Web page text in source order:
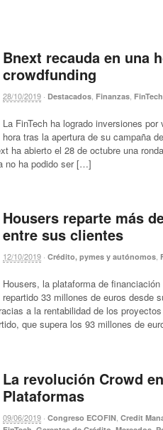
Bnext recauda en una
crowdfunding
28/10/2019 · Destacados Finanzas FinTech
La FinTech ha logrado inversiones
hora tras la apertura de su campaña
ha abierto el 28 de octubre una
no ha podido ser […]
Housers reparte más
entre sus clientes
12/10/2019 · Crédito, pymes y autónomos,
Housers, la plataforma de
repartido 33 millones de euros desde
a la rentabilidad de los
que supera los 93 millones de
La revolución Crowd
Plataformas
09/06/2019 · Congreso ECOFIN Credit